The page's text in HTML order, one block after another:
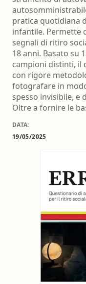
pratica quotidiana
infantile. Permette
segnali di ritiro
18 anni. Basato su
campioni distinti, il
con rigore
fotografare in
spesso invisibile,
Oltre a fornire le
DATA:
19/05/2025